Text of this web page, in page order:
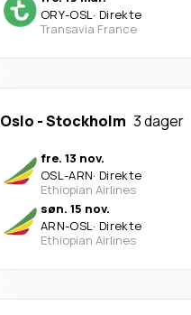
ORY-OSL· Direkte
Transavia France
Oslo -Stockholm 3 dager
fre. 13 nov.
OSL-ARN· Direkte
Ethiopian Airlines
søn. 15 nov.
ARN-OSL· Direkte
Ethiopian Airlines